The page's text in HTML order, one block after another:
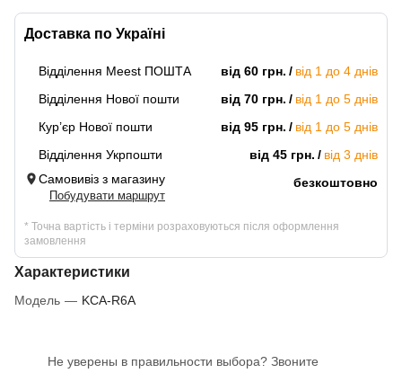
Доставка по Україні
Відділення Meest ПОШТА від 60 грн.
від 1 до 4 днів
Відділення Нової пошти
від 70 грн.
від 1 до 5 днів
Кур’єр Нової пошти
від 95 грн.
від 1 до 5 днів
Відділення Укрпошти
від 45 грн.
від 3 днів
Самовивіз з магазину
Побудувати маршрут
безкоштовно
* Точна вартість і терміни розраховуються після оформлення
замовлення
Характеристики
Модель — KCA-R6A
Не уверены в правильности выбора? Звоните